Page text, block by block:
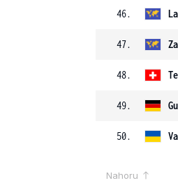
46.
47.
48.
49.
50.
Nahoru